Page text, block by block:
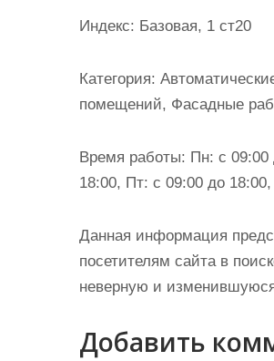
Индекс: Базовая, 1 ст20
Категория:
помещений, Фасадные
Время работы: Пн: с 09:00
18:00, Пт: с 09:00 до
Данная информация
посетителям сайта в
неверную и
Добавить